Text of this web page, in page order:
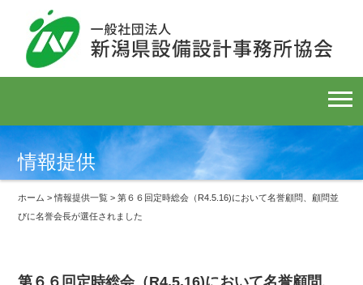
情報提供
ホーム >情報提供一覧 > 第６６回定時総会（R4.5.16)において名誉顧問、顧問並
びに名誉会長が選任されました
第６６回定時総会（R4.5.16)において名誉顧問、